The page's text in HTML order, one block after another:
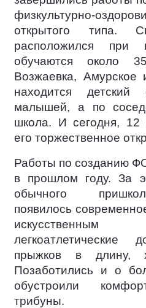
физкультурно-
открытого типа.
расположился
обучаются около
Возжаевка,
находится
малышей, а по
школа. И сегодня, 12
его торжественное
Работы по созданию
в прошлом году. За
обычного
появилось
прыжков в длину,
Позаботились и о
обустроили
трибуны.